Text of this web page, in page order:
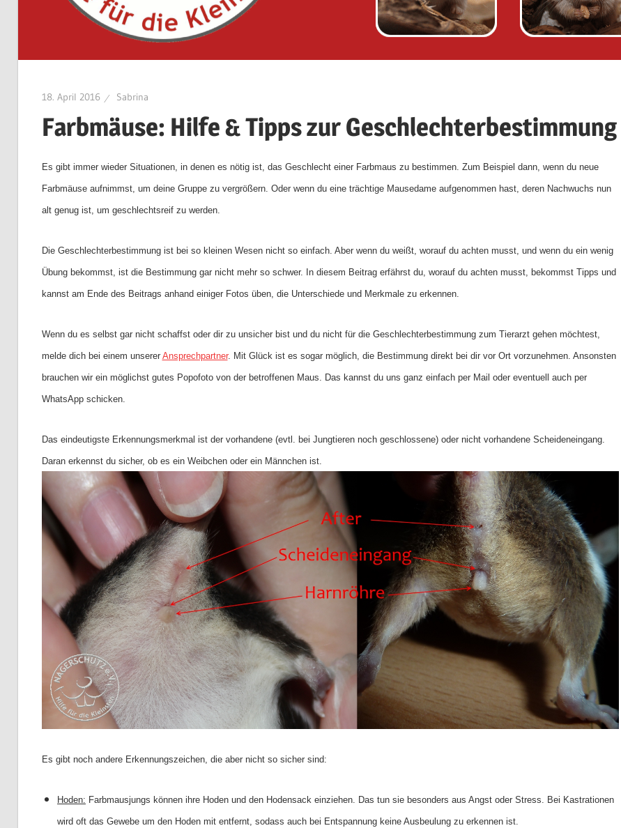
18. April 2016 Sabrina
Farbmäuse: Hilfe & Tipps zur Geschlechterbestimmung
Es gibt immer wieder Situationen, in denen es nötig ist, das Geschlecht einer Farbmaus zu bestimmen. Zum Beispiel dann, wenn du neue
Farbmäuse aufnimmst, um deine Gruppe zu vergrößern. Oder wenn du eine trächtige Mausedame aufgenommen hast, deren Nachwuchs nun
alt genug ist, um geschlechtsreif zu werden.
Die Geschlechterbestimmung ist bei so kleinen Wesen nicht so einfach. Aber wenn du weißt, worauf du achten musst, und wenn du ein wenig
Übung bekommst, ist die Bestimmung gar nicht mehr so schwer. In diesem Beitrag erfährst du, worauf du achten musst, bekommst Tipps und
kannst am Ende des Beitrags anhand einiger Fotos üben, die Unterschiede und Merkmale zu erkennen.
Wenn du es selbst gar nicht schaffst oder dir zu unsicher bist und du nicht für die Geschlechterbestimmung zum Tierarzt gehen möchtest,
melde dich bei einem unserer Ansprechpartner. Mit Glück ist es sogar möglich, die Bestimmung direkt bei dir vor Ort vorzunehmen. Ansonsten
brauchen wir ein möglichst gutes Popofoto von der betroffenen Maus. Das kannst du uns ganz einfach per Mail oder eventuell auch per
WhatsApp schicken.
Das eindeutigste Erkennungsmerkmal ist der vorhandene (evtl. bei Jungtieren noch geschlossene) oder nicht vorhandene Scheideneingang.
Daran erkennst du sicher, ob es ein Weibchen oder ein Männchen ist.
Es gibt noch andere Erkennungszeichen, die aber nicht so sicher sind:
Hoden: Farbmausjungs können ihre Hoden und den Hodensack einziehen. Das tun sie besonders aus Angst oder Stress. Bei Kastrationen
wird oft das Gewebe um den Hoden mit entfernt, sodass auch bei Entspannung keine Ausbeulung zu erkennen ist.